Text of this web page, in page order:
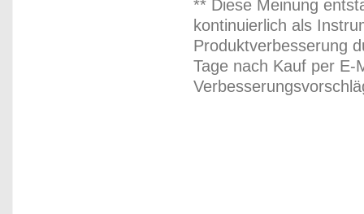
** Diese Meinung
kontinuierlich als
Produktverbesserung
Tage nach Kauf per E-